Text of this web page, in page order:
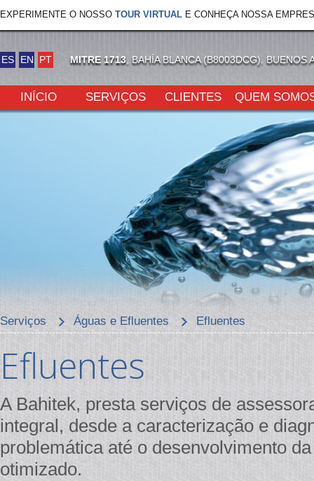
INÍCIO SERVIÇOS CLIENTES QUEM
Serviços Águas e Efluentes Efluentes
Efluentes
A Bahitek, presta serviços de
integral, desde a caracterização e
problemática até o desenvolvimento
otimizado.
ES EN PT MITRE 1713 , BAHÍA BLANCA (B8003DCG). BUENOS
EXPERIMENTE O NOSSO TOUR VIRTUAL E CONHEÇA NOSSA